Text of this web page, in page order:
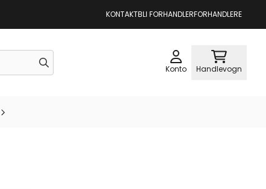
KONTAKTBLI FORHANDLERFORHANDLERE
Konto Handlevogn